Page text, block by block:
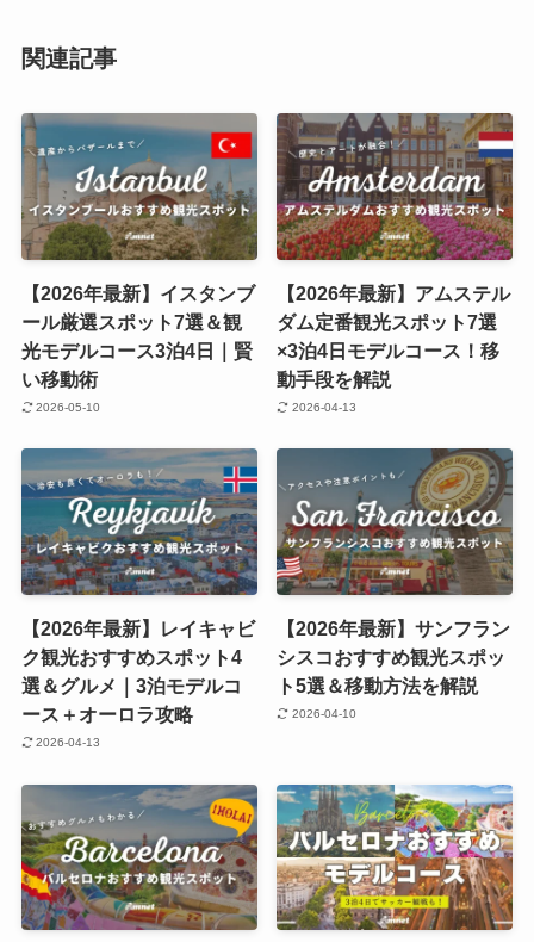
関連記事
【2026年最新】イスタンブ
ール厳選スポット7選＆観
光モデルコース3泊4日｜賢
い移動術
2026-05-10
【2026年最新】アムステル
ダム定番観光スポット7選
×3泊4日モデルコース！移
動手段を解説
2026-04-13
【2026年最新】レイキャビ
ク観光おすすめスポット4
選＆グルメ｜3泊モデルコ
ース＋オーロラ攻略
2026-04-13
【2026年最新】サンフラン
シスコおすすめ観光スポッ
ト5選＆移動方法を解説
2026-04-10